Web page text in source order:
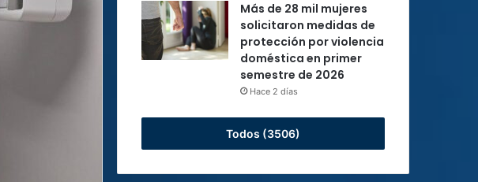
Más de 28 mil mujeres
solicitaron medidas de
protección por violencia
doméstica en primer
semestre de 2026
Hace 2 días
Todos (3506)